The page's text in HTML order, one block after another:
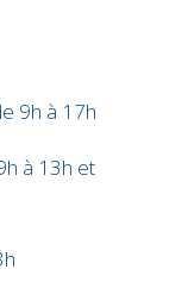
9h à 17h
à 13h et